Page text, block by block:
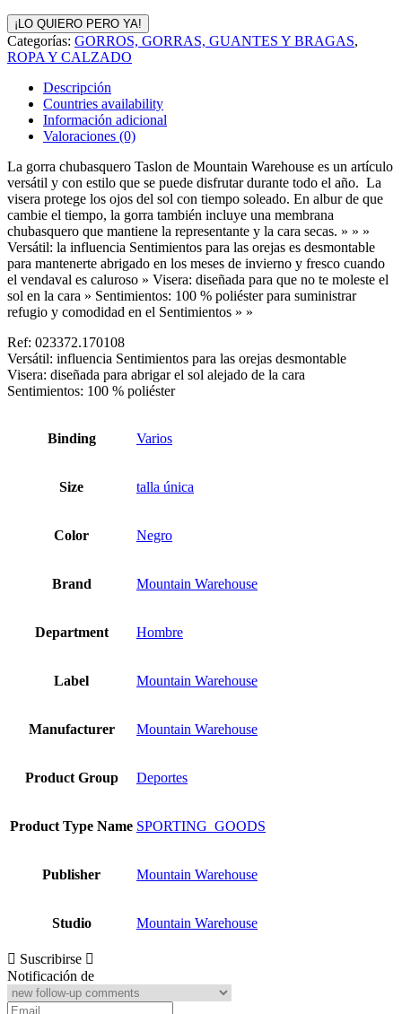
¡LO QUIERO PERO YA!
Categorías: GORROS, GORRAS, GUANTES Y BRAGAS,
ROPA Y CALZADO
Descripción
Countries availability
Información adicional
Valoraciones (0)
La gorra chubasquero Taslon de Mountain Warehouse es un artículo
versátil y con estilo que se puede disfrutar durante todo el año. La
visera protege los ojos del sol con tiempo soleado. En albur de que
cambie el tiempo, la gorra también incluye una membrana
chubasquero que mantiene la representante y la cara secas. » » »
Versátil: la influencia Sentimientos para las orejas es desmontable
para mantenerte abrigado en los meses de invierno y fresco cuando
el vendaval es caluroso » Visera: diseñada para que no te moleste el
sol en la cara » Sentimientos: 100 % poliéster para suministrar
refugio y comodidad en el Sentimientos » »
Ref: 023372.170108
Versátil: influencia Sentimientos para las orejas desmontable
Visera: diseñada para abrigar el sol alejado de la cara
Sentimientos: 100 % poliéster
Binding Varios
Size talla única
Color Negro
Brand Mountain Warehouse
Department Hombre
Label Mountain Warehouse
Manufacturer Mountain Warehouse
Product Group Deportes
Product Type Name SPORTING_GOODS
Publisher Mountain Warehouse
Studio Mountain Warehouse
Suscribirse
Notificación de